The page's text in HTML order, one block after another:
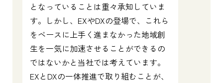
となっていることは重々承知していま
す。しかし、EXやDXの登場で、これら
をベースに上手く進まなかった地域創
生を一気に加速させることができるの
ではないかと当社では考えています。
EXとDXの一体推進で取り組むことが、